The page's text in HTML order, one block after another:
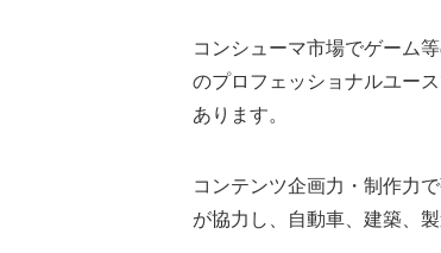
コンシューマ市場でゲーム
のプロフェッショナルユー
あります。
コンテンツ企画力・制作力
が協力し、自動車、建築、